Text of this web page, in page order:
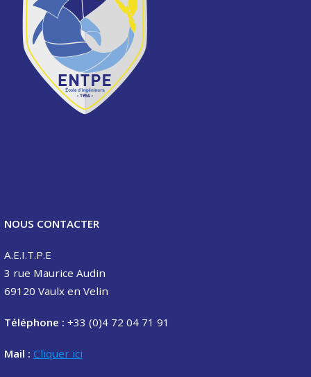
NOUS CONTACTER
A.E.I.T.P.E
3 rue Maurice Audin
69120 Vaulx en Velin
Téléphone : +33 (0)4 72 04 71 91
Mail : Cliquer ici